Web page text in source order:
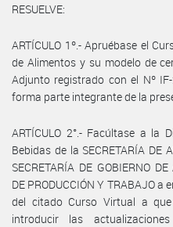
RESUELVE:
ARTÍCULO 1º.- Apruébase el
de Alimentos y su modelo de
Adjunto registrado con el Nº IF-
forma parte integrante de la
ARTÍCULO 2°.- Facúltase a la
Bebidas de la SECRETARÍA DE
SECRETARÍA DE GOBIERNO
DE PRODUCCIÓN Y TRABAJO
del citado Curso Virtual a
introducir las